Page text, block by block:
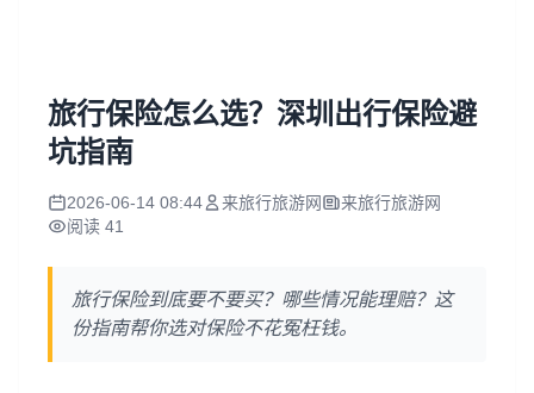
旅行保险怎么选？深圳出行保险避
坑指南
2026-06-14 08:44 来旅行旅游网
来旅行旅游网
阅读 41
旅行保险到底要不要买？哪些情况能理赔？这
份指南帮你选对保险不花冤枉钱。